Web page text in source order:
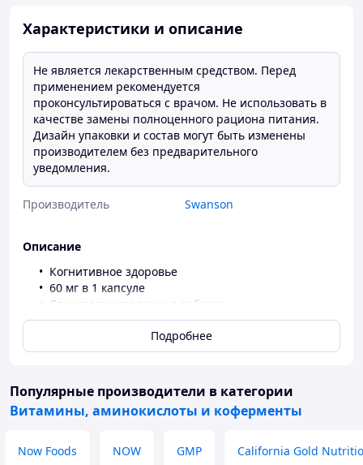
Характеристики и описание
Не является лекарственным средством. Перед
применением рекомендуется
проконсультироваться с врачом. Не использовать в
качестве замены полноценного рациона питания.
Дизайн упаковки и состав могут быть изменены
производителем без предварительного
уведомления.
Производитель Swanson
Описание
Когнитивное здоровье
60 мг в 1 капсуле
Стандартизированная добавка
Растительная добавка
Помогает поддерживать здоровую когнитивную
функцию
Традиционно используется для повышения
концентрации и умственного развития
Получите заряд трав с помощью гинкго билоба от
Подробнее
Популярные производители в категории
Витамины, аминокислоты и коферменты
Now Foods NOW GMP California Gold